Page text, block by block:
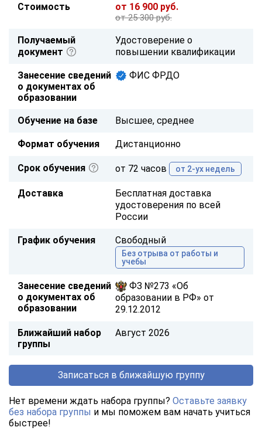
Стоимость от 16 900 руб.
от 25 300 руб.
Получаемый
документ
Удостоверение о
повышении квалификации
Занесение сведений
о документах об
образовании
ФИС ФРДО
Обучение на базе Высшее, среднее
Формат обучения Дистанционно
Срок обучения от 72 часов от 2-ух недель
Доставка
Бесплатная доставка
удостоверения по всей
России
График обучения Свободный
Без отрыва от работы и
учебы
Занесение сведений
о документах об
образовании
ФЗ №273 «Об
образовании в РФ» от
29.12.2012
Ближайший набор
группы
Август 2026
Записаться в ближайшую группу
Нет времени ждать набора группы? Оставьте заявку
без набора группы и мы поможем вам начать учиться
быстрее!